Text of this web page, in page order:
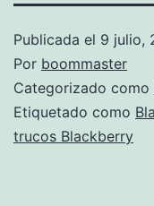
Publicada el 9 julio,
Por boommaster
Categorizado como
Etiquetado como
trucos Blackberry